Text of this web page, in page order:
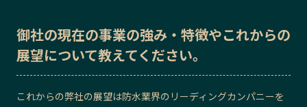
御社の現在の事業の強み・特徴やこれからの
展望について教えてください。
これからの弊社の展望は防水業界のリーディングカンパニーを